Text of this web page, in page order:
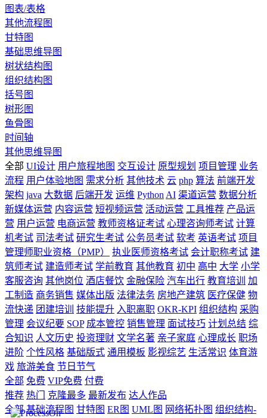
图表/表格
其他流程图
甘特图
基础思维导图
树状结构图
组织结构图
括号图
树形图
鱼骨图
时间轴
其他思维导图
全部 UI设计 用户旅程地图 交互设计 原型规划 项目管理 业务
流程 用户体验地图 需求分析 其他技术 云 php 算法 前端开发
架构 java 大数据 后端开发 运维 Python AI 渠道运营 数据分析
新媒体运营 内容运营 短视频运营 活动运营 工具推荐 产品运
营 用户运营 电商运营 教师资格证考试 心理咨询师考试 计算
机考试 司法考试 研究生考试 公务员考试 软考 英语考试 项目
管理师职业资格（PMP）
执业医师资格考试 会计职称考试 建
筑师考试 建造师考试 学前教育 其他教育 初中 高中 大学 小学
客服咨询 其他岗位 酒店餐饮 金融保险 汽车出行 教育培训
加
工制造 商务销售 媒体出版 法律法务 房地产建筑 医疗保健 物
流快递 团建培训 技能提升 入职离职 OKR-KPI 组织结构 采购
管理 会议纪要 SOP 成本管控 销售管理 面试技巧 计划总结 综
合知识 人文历史 投资理财 文学名著 亲子家庭 心理成长 职场
进阶 个性风格 基础版式 通用模板 影视综艺 生活常识 体育游
戏 旅游美食 节日节气
全部 免费 VIP免费 付费
推荐 热门 克隆最多 最新发布 达人作品
全部 基础流程图 甘特图 ER图 UML图 网络拓扑图 组织结构-